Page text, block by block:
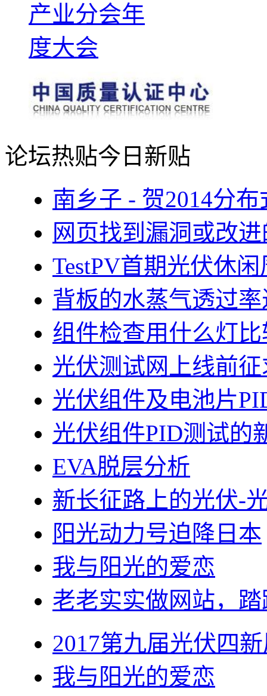
论坛热贴今日新贴
南乡子 - 贺2014分
网页找到漏洞或改
TestPV首期光伏休
背板的水蒸气透过
组件检查用什么灯
光伏测试网上线前
光伏组件及电池片
光伏组件PID测试的
EVA脱层分析
新长征路上的光伏-
阳光动力号迫降日本
我与阳光的爱恋
老老实实做网站，
2017第九届光伏四
我与阳光的爱恋